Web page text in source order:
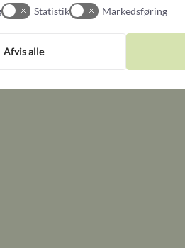
Statistik Markedsføring
Afvis alle